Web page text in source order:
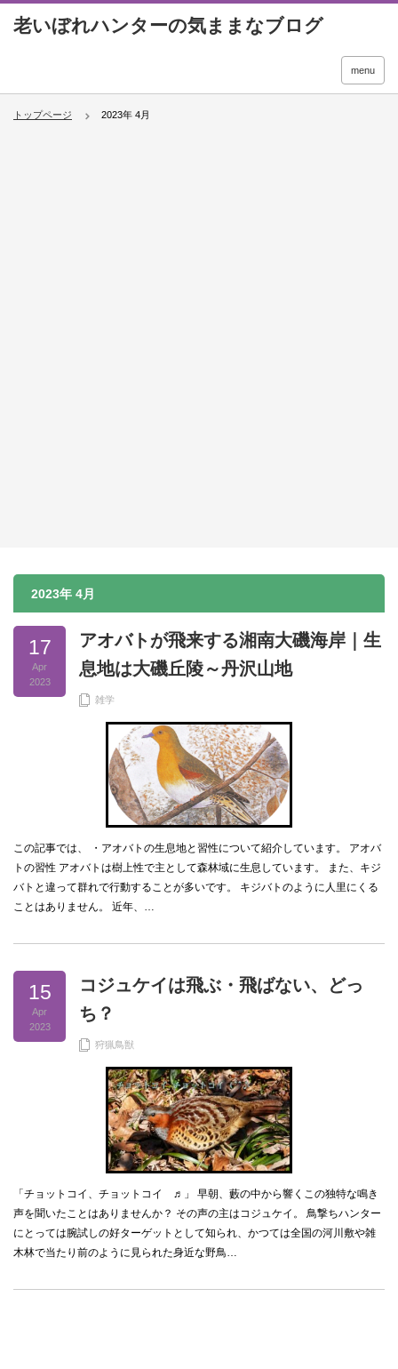
menu
トップページ 2023年 4月
2023年 4月
17
Apr
2023
アオバトが飛来する湘南大磯海岸｜生
息地は大磯丘陵～丹沢山地
雑学
この記事では、 ・アオバトの生息地と習性について紹介しています。 アオバ
トの習性 アオバトは樹上性で主として森林域に生息しています。 また、キジ
バトと違って群れで行動することが多いです。 キジバトのように人里にくる
ことはありません。 近年、…
15
Apr
2023
コジュケイは飛ぶ・飛ばない、どっ
ち？
狩猟鳥獣
「チョットコイ、チョットコイ ♬」 早朝、藪の中から響くこの独特な鳴き
声を聞いたことはありませんか？ その声の主はコジュケイ。 鳥撃ちハンター
にとっては腕試しの好ターゲットとして知られ、かつては全国の河川敷や雑
木林で当たり前のように見られた身近な野鳥…